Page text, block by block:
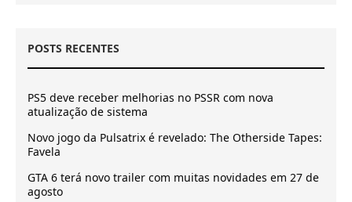
POSTS RECENTES
PS5 deve receber melhorias no PSSR com nova
atualização de sistema
Novo jogo da Pulsatrix é revelado: The Otherside Tapes:
Favela
GTA 6 terá novo trailer com muitas novidades em 27 de
agosto